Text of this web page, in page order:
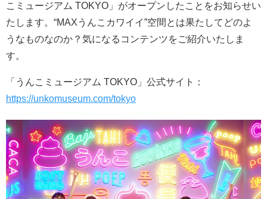
こミュージアム TOKYO」がオープンしたことをお知らせい
たします。“MAXうんこカワイイ”空間とは果たしてどのよ
うなものなのか？気になるコンテンツをご紹介いたしま
す。
「うんこミュージアム TOKYO」公式サイト：
https://unkomuseum.com/tokyo